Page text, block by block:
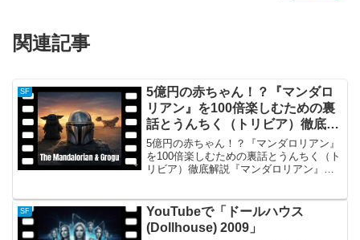
関連記事
SF
5億円の赤ちゃん！？『マンダロ
リアン』を100倍楽しむための裏
話とうんちく（トリビア）徹底解
説
5億円の赤ちゃん！？『マンダロリアン』
を100倍楽しむための裏話とうんちく（ト
リビア）徹底解説『マンダロリアン』の
配信が開始され、世界中で社会現象を巻
き起こした『マ...
SF
YouTubeで「ドールハウス
(Dollhouse) 2009」